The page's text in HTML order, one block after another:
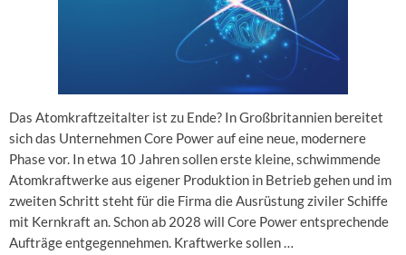
Das Atomkraftzeitalter ist zu Ende? In Großbritannien bereitet
sich das Unternehmen Core Power auf eine neue, modernere
Phase vor. In etwa 10 Jahren sollen erste kleine, schwimmende
Atomkraftwerke aus eigener Produktion in Betrieb gehen und im
zweiten Schritt steht für die Firma die Ausrüstung ziviler Schiffe
mit Kernkraft an. Schon ab 2028 will Core Power entsprechende
Aufträge entgegennehmen. Kraftwerke sollen …